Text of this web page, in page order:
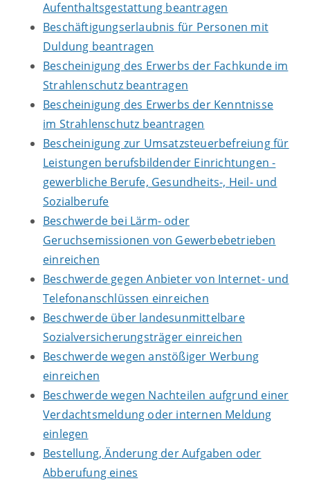
Aufenthaltsgestattung beantragen
Beschäftigungserlaubnis für Personen mit
Duldung beantragen
Bescheinigung des Erwerbs der Fachkunde im
Strahlenschutz beantragen
Bescheinigung des Erwerbs der Kenntnisse
im Strahlenschutz beantragen
Bescheinigung zur Umsatzsteuerbefreiung für
Leistungen berufsbildender Einrichtungen -
gewerbliche Berufe, Gesundheits-, Heil- und
Sozialberufe
Beschwerde bei Lärm- oder
Geruchsemissionen von Gewerbebetrieben
einreichen
Beschwerde gegen Anbieter von Internet- und
Telefonanschlüssen einreichen
Beschwerde über landesunmittelbare
Sozialversicherungsträger einreichen
Beschwerde wegen anstößiger Werbung
einreichen
Beschwerde wegen Nachteilen aufgrund einer
Verdachtsmeldung oder internen Meldung
einlegen
Bestellung, Änderung der Aufgaben oder
Abberufung eines